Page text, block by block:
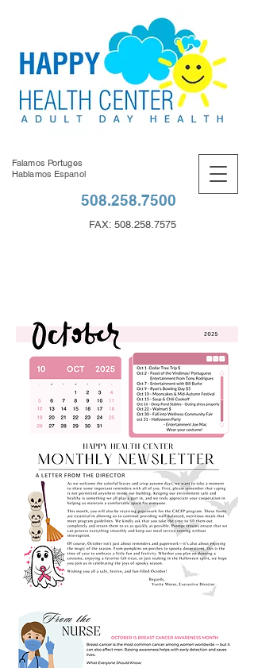
508.258.7500
Falamos Portuges
Hablamos Espanol
FAX: 508.258.7575